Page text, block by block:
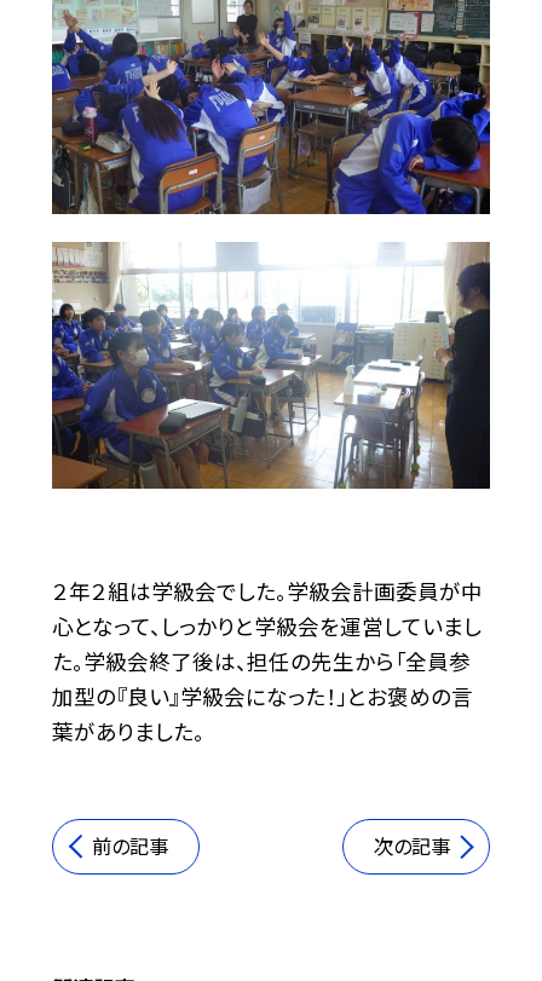
２年２組は学級会でした。学級会計画委員が中
心となって、しっかりと学級会を運営していまし
た。学級会終了後は、担任の先生から「全員参
加型の『良い』学級会になった！」とお褒めの言
葉がありました。
前の記事 次の記事